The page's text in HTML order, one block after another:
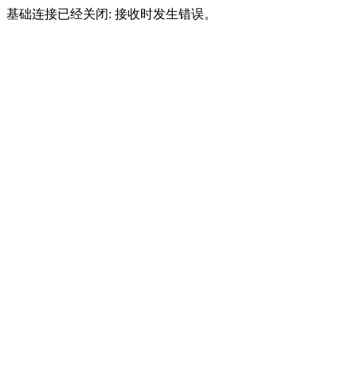
基础连接已经关闭: 接收时发生错误。